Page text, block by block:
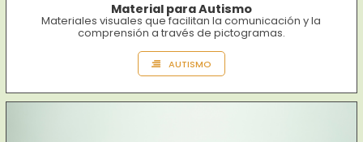
Material para Autismo
Materiales visuales que facilitan la comunicación y la
comprensión a través de pictogramas.
AUTISMO